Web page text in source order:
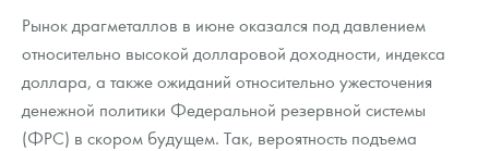
Монеты Царской России
Монеты стран мира после 1950г
Георгий Победоносец
Золотой червонец Сеятель
Золотые слитки
Гарантии
Выкуп монет
Выкуп серебряных монет
Вопрос - ответ
Информация
Распродажа монет и жетонов
Аналитика и события
Итоги 2025 года. Прогноз курсов золота, серебра, платины на
Cтатьи
Георгий Победоносец - динамика цен
Котировки
Курс золота и серебра
Лом выкуп
Контакты
О нас
Рынок драгметаллов в июне оказался под давлением
относительно высокой долларовой доходности, индекса
доллара, а также ожиданий относительно ужесточения
денежной политики Федеральной резервной системы
(ФРС) в скором будущем. Так, вероятность подъема